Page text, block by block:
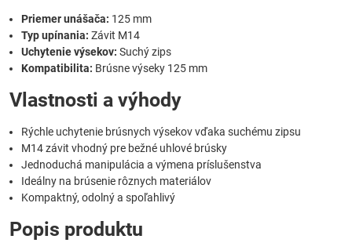
Priemer unášača: 125 mm
Typ upínania: Závit M14
Uchytenie výsekov: Suchý zips
Kompatibilita: Brúsne výseky 125 mm
Vlastnosti a výhody
Rýchle uchytenie brúsnych výsekov vďaka suchému zipsu
M14 závit vhodný pre bežné uhlové brúsky
Jednoduchá manipulácia a výmena príslušenstva
Ideálny na brúsenie rôznych materiálov
Kompaktný, odolný a spoľahlivý
Popis produktu